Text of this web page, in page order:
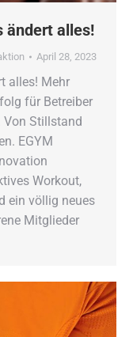
ändert alles!
April 28, 2023
alles! Mehr
für Betreiber
Von Stillstand
EGYM
Workout,
ein völlig neues
Mitglieder